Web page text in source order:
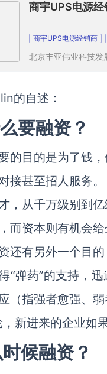
商宇UPS电源经
商宇UPS电源经销商
北京丰亚伟业科技发
的自述：
要融资？
的目的是为了钱
接甚至招人服务。
，从千万级别到
而资本则有机会给
还有另外一个目
“弹药”的支持，
（指强者愈强、
新进来的企业如
候融资？